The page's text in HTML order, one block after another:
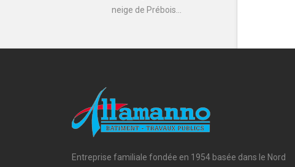
neige de Prébois...
Entreprise familiale fondée en 1954 basée dans le Nord